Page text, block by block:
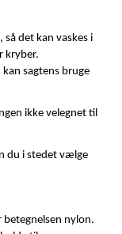
det kan vaskes i
kryber.
sagtens bruge
ikke velegnet til
du i stedet vælge
betegnelsen nylon.